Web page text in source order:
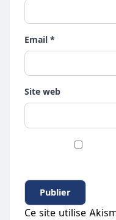
Email *
Site web
Ce site utilise